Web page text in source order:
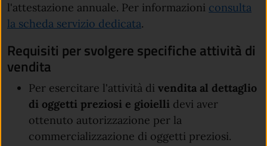
l'attestazione annuale. Per informazioni consulta
la scheda servizio dedicata.
Requisiti per svolgere specifiche attività di
vendita
Per esercitare l'attività divendita al dettaglio
di oggetti preziosi e gioielli devi aver
ottenuto autorizzazione per la
commercializzazione di oggetti preziosi.